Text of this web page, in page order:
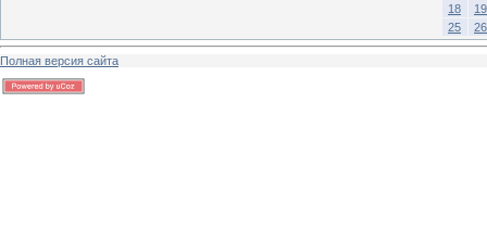
18
19
25
26
Полная версия сайта